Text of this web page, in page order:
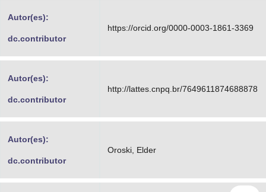
Autor(es):
dc.contributor
https://orcid.org/0000-0003-1861-3369
Autor(es):
dc.contributor
http://lattes.cnpq.br/7649611874688878
Autor(es):
dc.contributor
Oroski, Elder